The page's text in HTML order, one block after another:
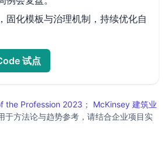
固化模板与治理机制，持续优化自
试点
the Profession 2023 ； McKinsey 建筑业
于方法论与趋势参考，请结合企业项目实